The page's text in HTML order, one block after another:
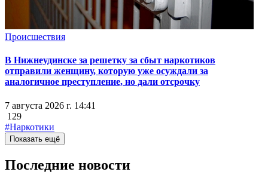
Происшествия
В Нижнеудинске за решетку за сбыт наркотиков
отправили женщину, которую уже осуждали за
аналогичное преступление, но дали отсрочку
7 августа 2026 г. 14:41
129
#Наркотики
Показать ещё
Последние новости